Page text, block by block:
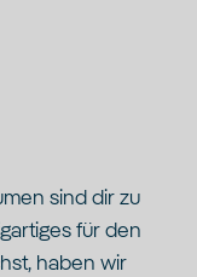
sind dir zu
für den
haben wir